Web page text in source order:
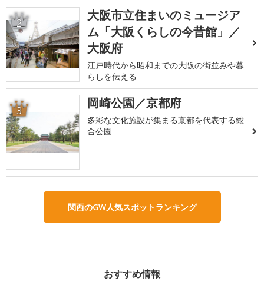
2
大阪市立住まいのミュージア
ム「大阪くらしの今昔館」／
大阪府
江戸時代から昭和までの大阪の街並みや暮
らしを伝える
3 岡崎公園／京都府
多彩な文化施設が集まる京都を代表する総
合公園
関西のGW人気スポットランキング
おすすめ情報